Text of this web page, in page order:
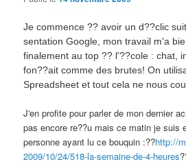
Je commence ?? avoir un d??clic
sentation Google, mon travail m'a
finalement au top ?? l'??cole : chat,
fon??ait comme des brutes! On
Spreadsheet et tout cela ne nous
J'en profite pour parler de mon dernier
pas encore re??u mais ce matin je suis
personne ayant lu ce bouquin :??http://
2009/10/24/518-la-semaine-de-4-heures